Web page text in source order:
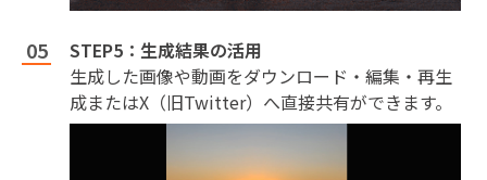
STEP5：生成結果の活用
生成した画像や動画をダウンロード・編集・再生
成またはX（旧Twitter）へ直接共有ができます。